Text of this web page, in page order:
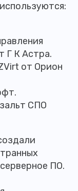
Г К Астра.
от Орион
СПО
ПО.